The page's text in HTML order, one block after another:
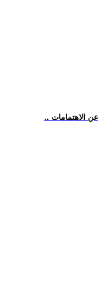
الاهتمامات